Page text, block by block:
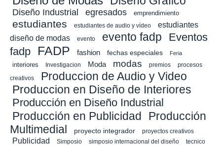
Diseño Industrial egresados emprendimiento
estudiantes estudiantes de audio y vídeo
estudiantes
diseño de modas
evento evento fadp
Eventos
fadp
FADP fashion fechas especiales Feria
interiores Investigacion Moda modas premios procesos
creativos Produccion de Audio y Video
Produccion en Diseño de Interiores
Producción en Diseño Industrial
Producción en Publicidad
Producción
Multimedial
proyecto integrador proyectos creativos
Publicidad Simposio simposio internacional del diseño
tecnico